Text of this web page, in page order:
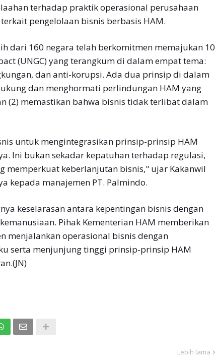
terhadap praktik operasional perusahaan
pengelolaan bisnis berbasis HAM.
dari 160 negara telah berkomitmen memajukan 10
(UNGC) yang terangkum di dalam empat tema:
dan anti-korupsi. Ada dua prinsip di dalam
dan menghormati perlindungan HAM yang
(2) memastikan bahwa bisnis tidak terlibat dalam
untuk mengintegrasikan prinsip-prinsip HAM
Ini bukan sekadar kepatuhan terhadap regulasi,
memperkuat keberlanjutan bisnis," ujar Kakanwil
kepada manajemen PT. Palmindo.
keselarasan antara kepentingan bisnis dengan
Pihak Kementerian HAM memberikan
menjalankan operasional bisnis dengan
serta menjunjung tinggi prinsip-prinsip HAM
Lebih lama